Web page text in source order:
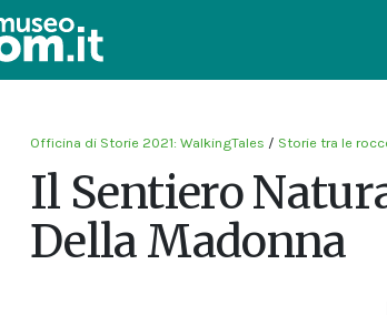
Officina di Storie 2021: WalkingTales / Storie tra le
Il Sentiero
Della Madonna